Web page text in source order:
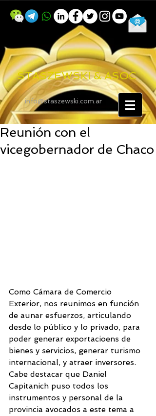
STASZEWSKI & ASOC
info@staszewski.com.ar
Reunión con el
vicegobernador de Chaco
Como Cámara de Comercio
Exterior, nos reunimos en función
de aunar esfuerzos, articulando
desde lo público y lo privado, para
poder generar exportacioens de
bienes y servicios, generar turismo
internacional, y atraer inversores.
Cabe destacar que Daniel
Capitanich puso todos los
instrumentos y personal de la
provincia avocados a este tema a